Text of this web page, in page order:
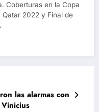
Coberturas en la Copa
Qatar 2022 y Final de
las alarmas con